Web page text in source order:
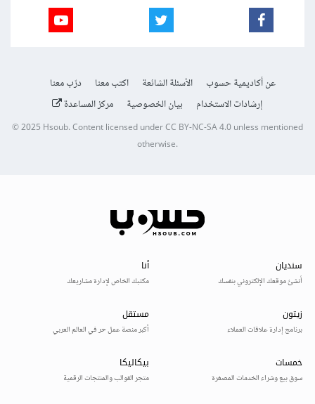
عن أكاديمية حسوب الأسئلة الشائعة اكتب معنا
درّب معنا
إرشادات الاستخدام
بيان الخصوصية مركز المساعدة
© 2025Hsoub.Content licensed underCC BY-NC-SA 4.0unless mentioned
otherwise.